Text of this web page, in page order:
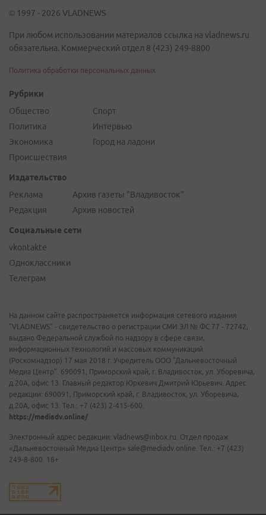
© 1997 - 2026 VLADNEWS
При любом использовании материалов ссылка на vladnews.ru
обязательна. Коммерческий отдел 8 (423) 249-8800
Политика обработки персональных данных
Рубрики
Общество
Политика
Экономика
Происшествия
Спорт
Интервью
Город на ладони
Издательство
Реклама
Редакция
Архив газеты "Владивосток"
Архив новостей
Социальные сети
vkontakte
Одноклассники
Телеграм
На данном сайте распространяется информация сетевого издания
"VLADNEWS" - свидетельство о регистрации СМИ ЭЛ № ФС 77 - 72742,
выдано Федеральной службой по надзору в сфере связи,
информационных технологий и массовых коммуникаций
(Роскомнадзор) 17 мая 2018 г. Учредитель ООО "Дальневосточный
Медиа Центр". 690091, Приморский край, г. Владивосток, ул. Уборевича,
д.20А, офис 13. Главный редактор Юркевич Дмитрий Юрьевич. Адрес
редакции: 690091, Приморский край, г. Владивосток, ул. Уборевича,
д.20А, офис 13. Тел.: +7 (423) 2-415-600.
https://mediadv.online/
Электронный адрес редакции: vladnews@inbox.ru. Отдел продаж
«Дальневосточный Медиа Центр» sale@mediadv.online. Тел.: +7 (423)
249-8-800. 18+